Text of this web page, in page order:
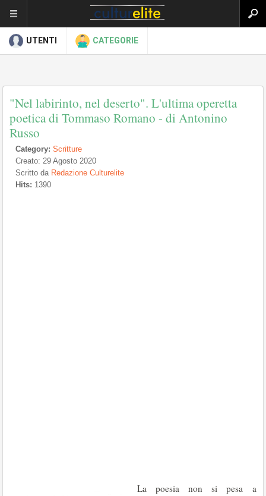
UTENTI CATEGORIE
"Nel labirinto, nel deserto". L'ultima operetta
poetica di Tommaso Romano - di Antonino
Russo
Category: Scritture
Creato: 29 Agosto 2020
Scritto da Redazione Culturelite
Hits: 1390
La poesia non si pesa a